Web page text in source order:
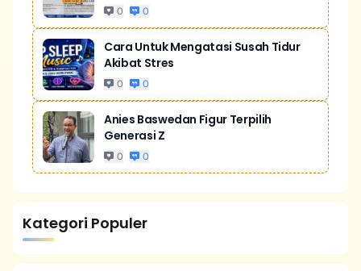
0 0
Cara Untuk Mengatasi Susah Tidur
Akibat Stres
0 0
Anies Baswedan Figur Terpilih
Generasi Z
0 0
Kategori Populer